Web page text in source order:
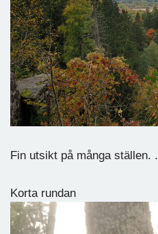
Fin utsikt på många ställen. .
Korta rundan